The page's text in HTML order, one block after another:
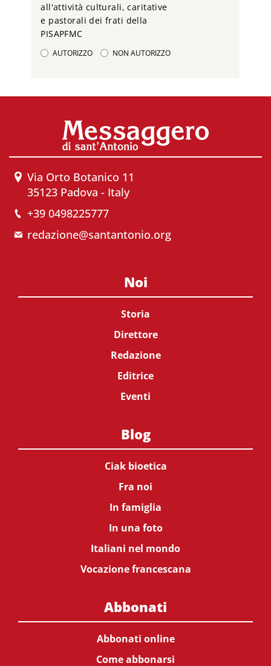
all'attività culturali, caritative
e pastorali dei frati della
PISAPFMC
AUTORIZZO NON AUTORIZZO
Via Orto Botanico 11
35123 Padova - Italy
+39 0498225777
redazione@santantonio.org
Noi
Storia
Direttore
Redazione
Editrice
Eventi
Blog
Ciak bioetica
Fra noi
In famiglia
In una foto
Italiani nel mondo
Vocazione francescana
Abbonati
Abbonati online
Come abbonarsi